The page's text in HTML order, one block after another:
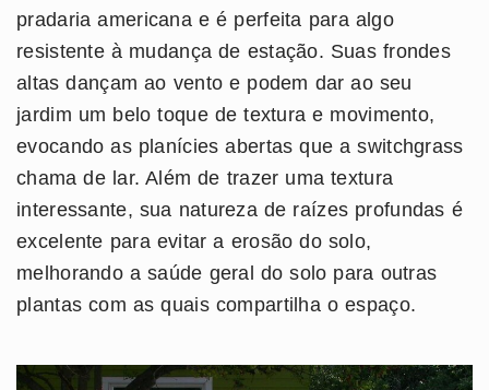
pradaria americana e é perfeita para algo
resistente à mudança de estação. Suas frondes
altas dançam ao vento e podem dar ao seu
jardim um belo toque de textura e movimento,
evocando as planícies abertas que a switchgrass
chama de lar. Além de trazer uma textura
interessante, sua natureza de raízes profundas é
excelente para evitar a erosão do solo,
melhorando a saúde geral do solo para outras
plantas com as quais compartilha o espaço.